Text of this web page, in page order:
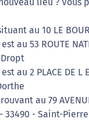
au 10 LE
au 53 ROUTE
au 2 PLACE DE L
au 79
- 33490 - Saint-